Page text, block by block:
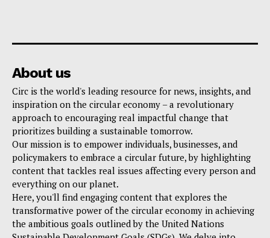
About us
Circ is the world's leading resource for news, insights, and
inspiration on the circular economy – a revolutionary
approach to encouraging real impactful change that
prioritizes building a sustainable tomorrow.
Our mission is to empower individuals, businesses, and
policymakers to embrace a circular future, by highlighting
content that tackles real issues affecting every person and
everything on our planet.
Here, you'll find engaging content that explores the
transformative power of the circular economy in achieving
the ambitious goals outlined by the United Nations